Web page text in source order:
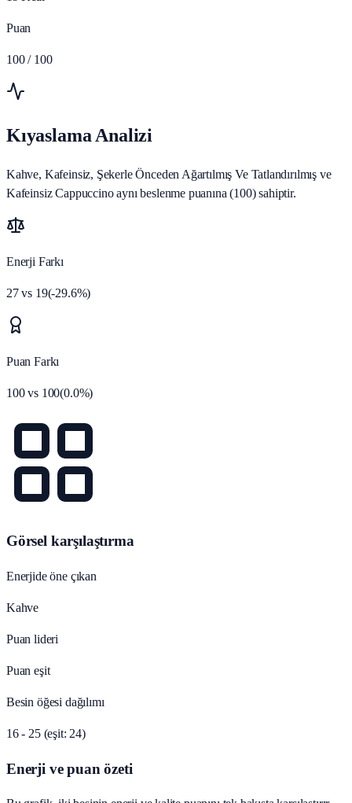
Puan
100 / 100
Kıyaslama Analizi
Kahve, Kafeinsiz, Şekerle Önceden Ağartılmış Ve Tatlandırılmış ve
Kafeinsiz Cappuccino aynı beslenme puanına (100) sahiptir.
Enerji Farkı
27vs 19(-29.6%)
Puan Farkı
100vs 100(0.0%)
Görsel karşılaştırma
Enerjide öne çıkan
Kahve
Puan lideri
Puan eşit
Besin öğesi dağılımı
16 - 25 (eşit: 24)
Enerji ve puan özeti